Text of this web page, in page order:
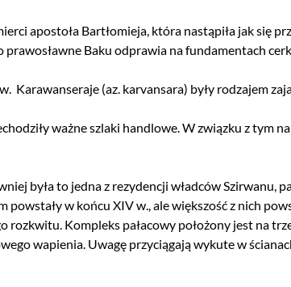
apostoła Bartłomieja, która nastąpiła jak się
Baku odprawia na fundamentach
Karawanseraje (az. karvansara) były rodzajem
ważne szlaki handlowe. W związku z tym
była to jednaz rezydencji władców Szirwanu,
w końcu XIV w., ale większość z nich
rozkwitu. Kompleks pałacowy położony jest na
wapienia. Uwagę przyciągają wykute w